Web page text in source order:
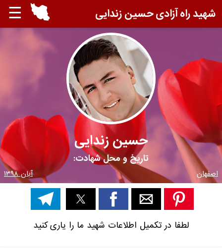
☰ شهید راه آزادی حسین زندایی
حسین زندایی
تاریخ و محل شهادت:
اصفهان آبان ۱۳۹۸
لطفا در تکمیل اطلاعات شهید ما را یاری کنید